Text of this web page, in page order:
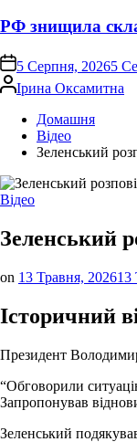
РФ знищила
on 5 Серпня, 20265
Опубліковано
Ірина Оксамитна
Домашня
Відео
Зеленський
Опублікувати
Відео
Зеленський
on 13 Травня, 202613
Історичний
Президент
“Обговорили
Запропонував
Зеленський